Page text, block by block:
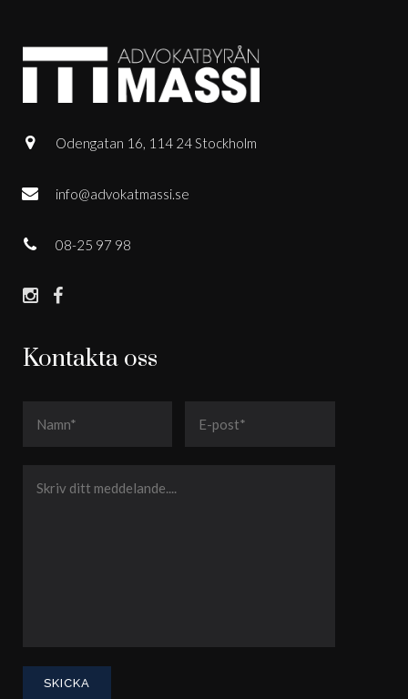
Kontakta oss
Odengatan 16, 114 24 Stockholm
info@advokatmassi.se
08-25 97 98